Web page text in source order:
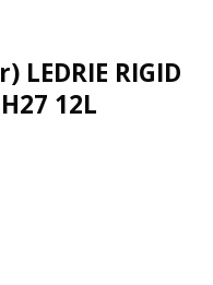
LEDRIE RIGID
12L